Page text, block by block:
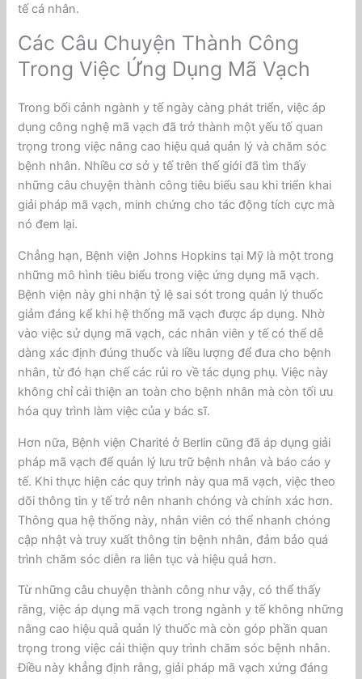
tế cá nhân.
Các Câu Chuyện Thành Công
Trong Việc Ứng Dụng Mã Vạch
Trong bối cảnh ngành y tế ngày càng phát triển, việc áp
dụng công nghệ mã vạch đã trở thành một yếu tố quan
trọng trong việc nâng cao hiệu quả quản lý và chăm sóc
bệnh nhân. Nhiều cơ sở y tế trên thế giới đã tìm thấy
những câu chuyện thành công tiêu biểu sau khi triển khai
giải pháp mã vạch, minh chứng cho tác động tích cực mà
nó đem lại.
Chẳng hạn, Bệnh viện Johns Hopkins tại Mỹ là một trong
những mô hình tiêu biểu trong việc ứng dụng mã vạch.
Bệnh viện này ghi nhận tỷ lệ sai sót trong quản lý thuốc
giảm đáng kể khi hệ thống mã vạch được áp dụng. Nhờ
vào việc sử dụng mã vạch, các nhân viên y tế có thể dễ
dàng xác định đúng thuốc và liều lượng để đưa cho bệnh
nhân, từ đó hạn chế các rủi ro về tác dụng phụ. Việc này
không chỉ cải thiện an toàn cho bệnh nhân mà còn tối ưu
hóa quy trình làm việc của y bác sĩ.
Hơn nữa, Bệnh viện Charité ở Berlin cũng đã áp dụng giải
pháp mã vạch để quản lý lưu trữ bệnh nhân và báo cáo y
tế. Khi thực hiện các quy trình này qua mã vạch, việc theo
dõi thông tin y tế trở nên nhanh chóng và chính xác hơn.
Thông qua hệ thống này, nhân viên có thể nhanh chóng
cập nhật và truy xuất thông tin bệnh nhân, đảm bảo quá
trình chăm sóc diễn ra liên tục và hiệu quả hơn.
Từ những câu chuyện thành công như vậy, có thể thấy
rằng, việc áp dụng mã vạch trong ngành y tế không những
nâng cao hiệu quả quản lý thuốc mà còn góp phần quan
trọng trong việc cải thiện quy trình chăm sóc bệnh nhân.
Điều này khẳng định rằng, giải pháp mã vạch xứng đáng